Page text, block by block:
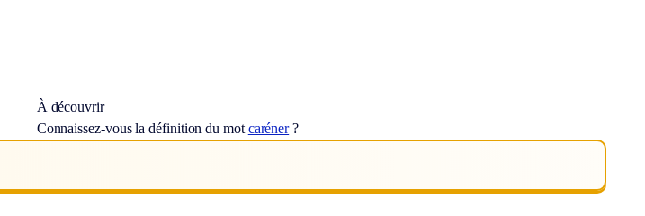
À découvrir
Connaissez-vous la définition du mot caréner?